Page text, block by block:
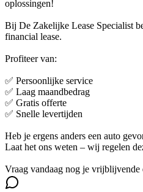
oplossingen!
Bij De Zakelijke Lease Specialist
financial lease.
Profiteer van:
✅ Persoonlijke service
✅ Laag maandbedrag
✅ Gratis offerte
✅ Snelle levertijden
Heb je ergens anders een auto
Laat het ons weten – wij regelen
Vraag vandaag nog je vrijblijvende